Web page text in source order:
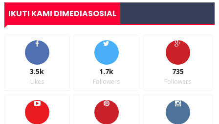
IKUTI KAMI DIMEDIASOSIAL
3.5k
Likes
1.7k
Followers
735
Followers